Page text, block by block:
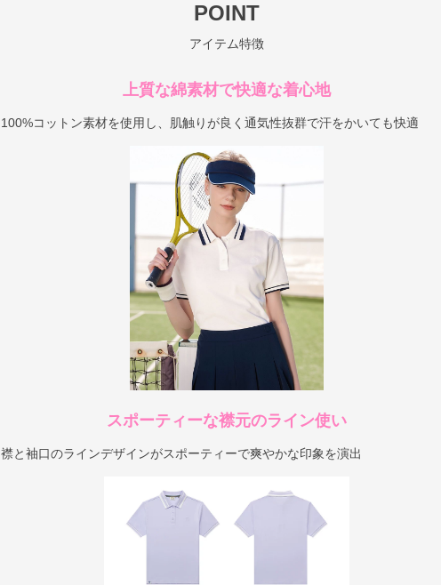
POINT
アイテム特徴
上質な綿素材で快適な着心地
100%コットン素材を使用し、肌触りが良く通気性抜群で汗をかいても快適
スポーティーな襟元のライン使い
襟と袖口のラインデザインがスポーティーで爽やかな印象を演出